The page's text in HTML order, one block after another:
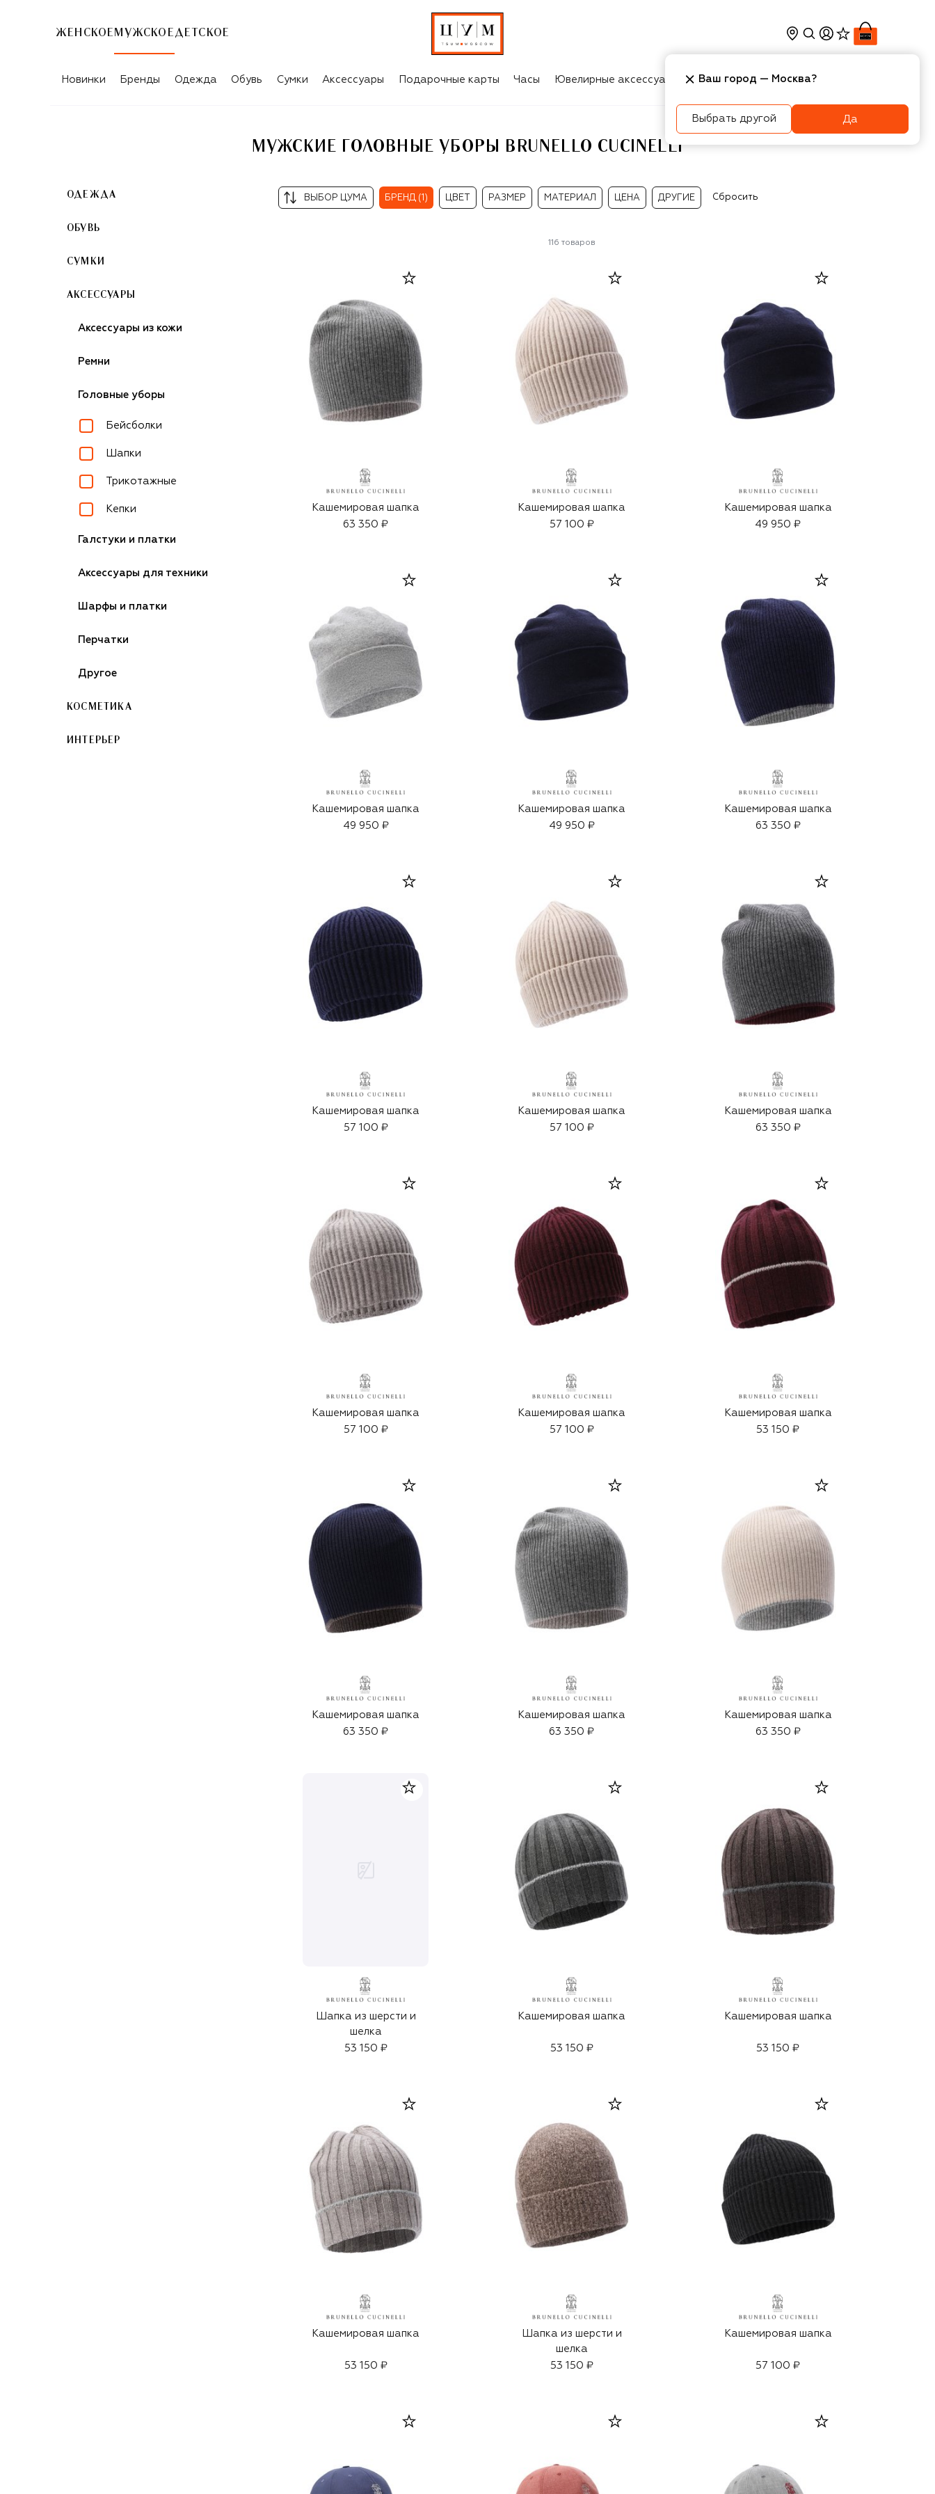
ЖЕНСКОЕ МУЖСКОЕ ДЕТСКОЕ
МУЖСКИЕ ГОЛОВНЫЕ УБОРЫ BRUNELLO CUCINELLI
Новинки Бренды Одежда Обувь Сумки Аксессуары Подарочные карты Часы Ювелирные аксессуары Косметика Интерьер
МУЖСКИЕ ГОЛОВНЫЕ УБОРЫ BRUNELLO CUCINELLI
ОДЕЖДА
ОБУВЬ
СУМКИ
АКСЕССУАРЫ
Аксессуары из кожи
Ремни
Головные уборы
Бейсболки
Шапки
Трикотажные
Кепки
Галстуки и платки
Аксессуары для техники
Шарфы и платки
Перчатки
Другое
КОСМЕТИКА
ИНТЕРЬЕР
ВЫБОР ЦУМА БРЕНД (1) ЦВЕТ РАЗМЕР МАТЕРИАЛ ЦЕНА ДРУГИЕ Сбросить
116 товаров
Кашемировая шапка
63 350 ₽
Кашемировая шапка
57 100 ₽
Кашемировая шапка
49 950 ₽
Кашемировая шапка
49 950 ₽
Кашемировая шапка
49 950 ₽
Кашемировая шапка
63 350 ₽
Кашемировая шапка
57 100 ₽
Кашемировая шапка
57 100 ₽
Кашемировая шапка
63 350 ₽
Кашемировая шапка
57 100 ₽
Кашемировая шапка
57 100 ₽
Кашемировая шапка
53 150 ₽
Кашемировая шапка
63 350 ₽
Кашемировая шапка
63 350 ₽
Кашемировая шапка
63 350 ₽
Шапка из шерсти и
шелка
53 150 ₽
Кашемировая шапка
53 150 ₽
Кашемировая шапка
53 150 ₽
Кашемировая шапка
53 150 ₽
Шапка из шерсти и
шелка
53 150 ₽
Кашемировая шапка
57 100 ₽
Ваш город — Москва?
Выбрать другой Да